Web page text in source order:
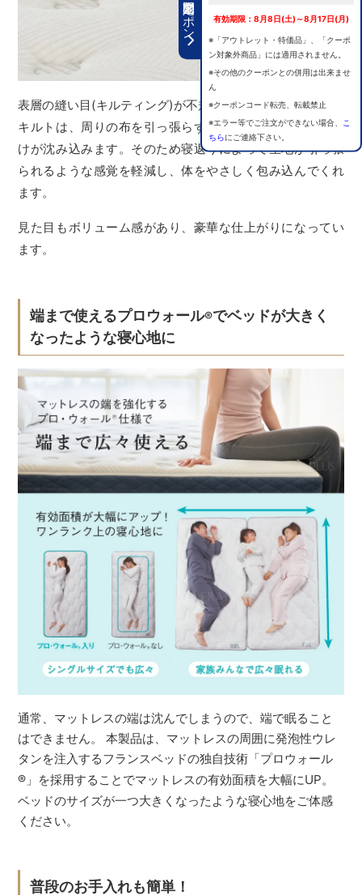
期間限定クーポン 有効期限：8月8日(土)～8月17日(月)
※「アウトレット・特価品」、「クーポ
ン対象外商品」には適用されません。
※その他のクーポンとの併用は出来ませ
ん
※クーポンコード転売、転載禁止
※エラー等でご注文ができない場合、
こ
ちらにご連絡下さい。
表層の縫い目(キルティング)が不規則になっているジャンプ
キルトは、周りの布を引っ張らず、圧力がかかった部分だ
けが沈み込みます。そのため寝返りによって生地が引っ張
られるような感覚を軽減し、体をやさしく包み込んでくれ
ます。
見た目もボリューム感があり、豪華な仕上がりになってい
ます。
端まで使えるプロウォール®でベッドが大きく
なったような寝心地に
通常、マットレスの端は沈んでしまうので、端で眠ること
はできません。 本製品は、マットレスの周囲に発泡性ウレ
タンを注入するフランスベッドの独自技術「プロウォール
® 」を採用することでマットレスの有効面積を大幅にUP。
ベッドのサイズが一つ大きくなったような寝心地をご体感
ください。
普段のお手入れも簡単！